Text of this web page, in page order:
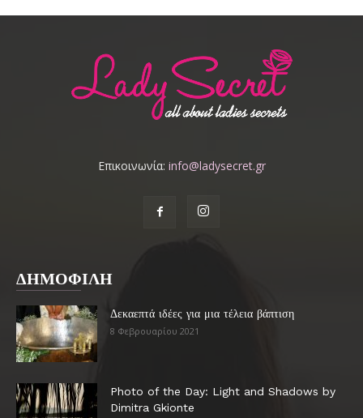
Επικοινωνία: info@ladysecret.gr
ΔΗΜΟΦΙΛΗ
Δεκαεπτά ιδέες για μια τέλεια βάπτιση
8 Φεβρουαρίου 2021
Photo of the Day: Light and Shadows by
Dimitra Gkionte